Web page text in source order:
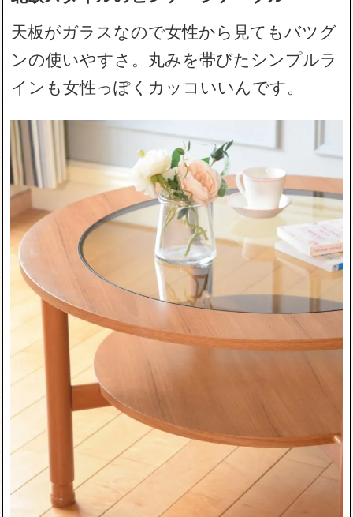
天板がガラスなので女性から見てもバツグ
ンの使いやすさ。丸みを帯びたシンプルラ
インも女性っぽくカッコいいんです。